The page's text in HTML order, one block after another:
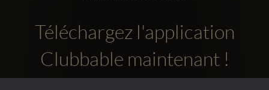
Téléchargez l'application
Clubbable maintenant !